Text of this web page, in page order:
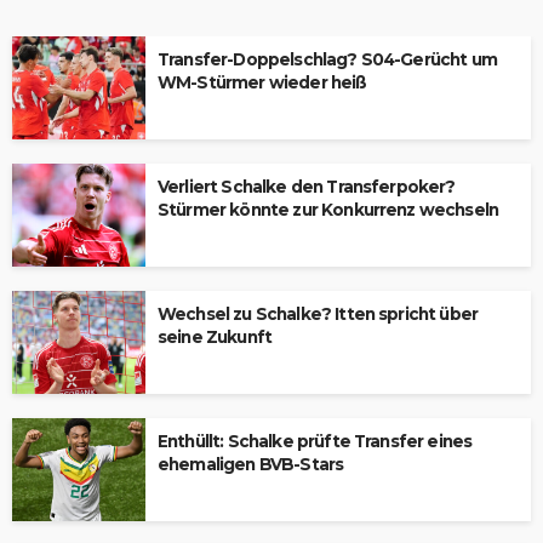
Transfer-Doppelschlag? S04-Gerücht um
WM-Stürmer wieder heiß
Verliert Schalke den Transferpoker?
Stürmer könnte zur Konkurrenz wechseln
Wechsel zu Schalke? Itten spricht über
seine Zukunft
Enthüllt: Schalke prüfte Transfer eines
ehemaligen BVB-Stars